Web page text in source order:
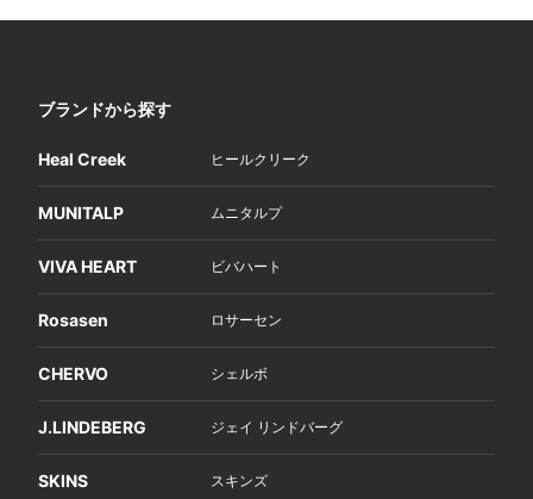
ブランドから探す
Heal Creek ヒールクリーク
MUNITALP ムニタルプ
VIVA HEART ビバハート
Rosasen ロサーセン
CHERVO シェルボ
J.LINDEBERG ジェイ リンドバーグ
SKINS スキンズ